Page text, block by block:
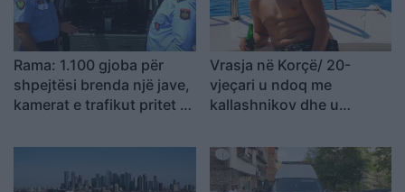
Rama: 1.100 gjoba për
shpejtësi brenda një jave,
kamerat e trafikut pritet të
monitorimin
Vrasja në Korçë/ 20-
vjeçari u ndoq me
kallashnikov dhe u
autori i dyshuar dhe
viktima ishin rritur bashkë